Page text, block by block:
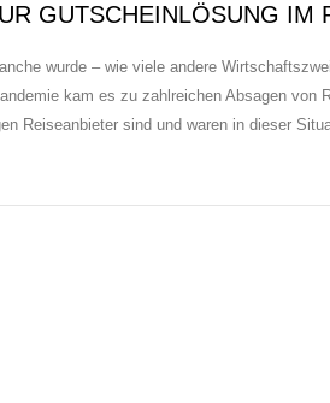
GUTSCHEINLÖSUNG IM
wurde – wie viele andere
kam es zu zahlreichen Absagen von
Reiseanbieter sind und waren in dieser